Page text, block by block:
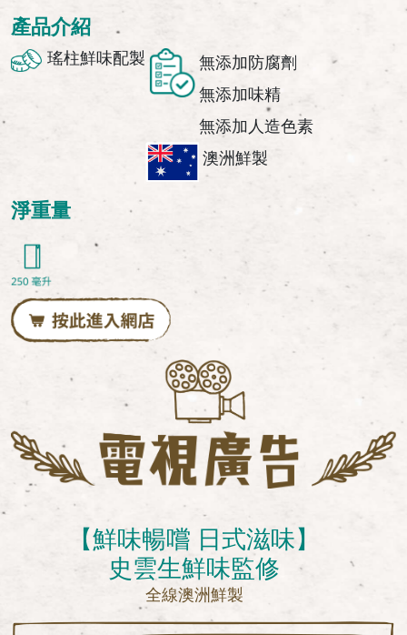
產品介紹
瑤柱鮮味配製
無添加防腐劑
無添加味精
無添加人造色素
澳洲鮮製
淨重量
【鮮味暢嚐 日式滋味】
史雲生鮮味監修
全線澳洲鮮製